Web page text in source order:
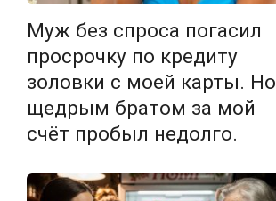
Муж без спроса погасил
просрочку по кредиту
золовки с моей карты. Но
щедрым братом за мой
счёт пробыл недолго.